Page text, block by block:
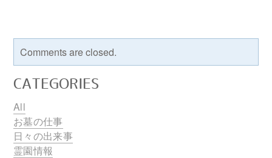
Comments are closed.
CATEGORIES
All
お墓の仕事
日々の出来事
霊園情報